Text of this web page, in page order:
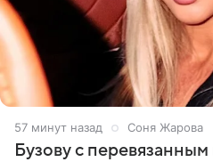
58 минут назад Соня Жарова
Бузову с